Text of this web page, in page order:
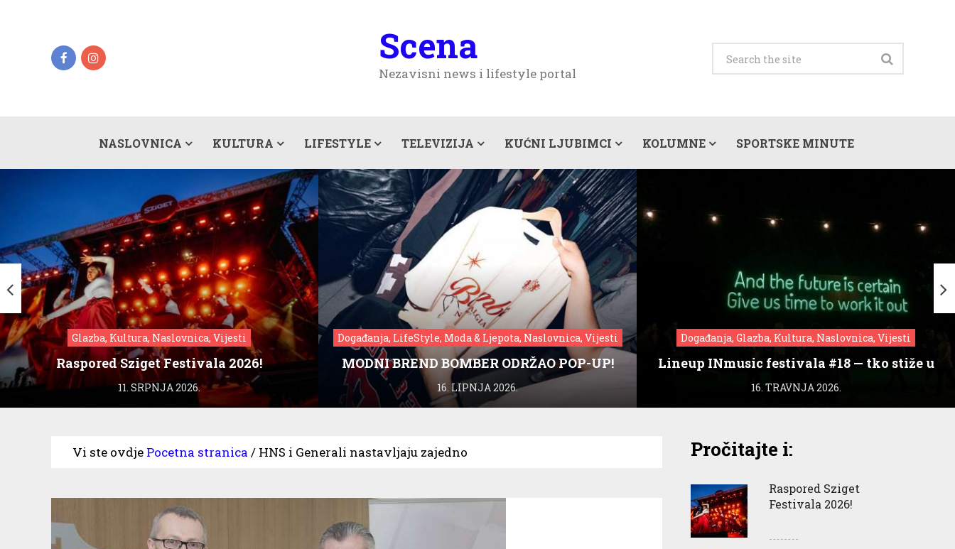
Scena
Nezavisni news i lifestyle portal
NASLOVNICA KULTURA LIFESTYLE TELEVIZIJA KUĆNI LJUBIMCI KOLUMNE SPORTSKE MINUTE
Glazba, Kultura, Naslovnica, Vijesti
Raspored Sziget Festivala 2026!
11. SRPNJA 2026.
Događanja, LifeStyle, Moda & Ljepota, Naslovnica, Vijesti
MODNI BREND BOMBER ODRŽAO POP-UP!
16. LIPNJA 2026.
Događanja, Glazba, Kultura, Naslovnica, Vijesti
Lineup INmusic festivala #18 — tko stiže u
Zagreb?
16. TRAVNJA 2026.
Vi ste ovdje Pocetna stranica / HNS i Generali nastavljaju zajedno Pročitajte i:
Raspored Sziget
Festivala 2026!